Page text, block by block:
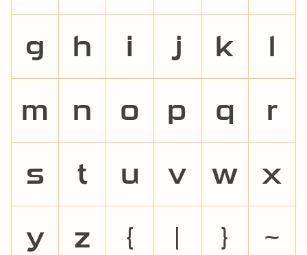
g
h i j k
l
m
n o p q
r
s
t u v w
x
y
z { | }
~